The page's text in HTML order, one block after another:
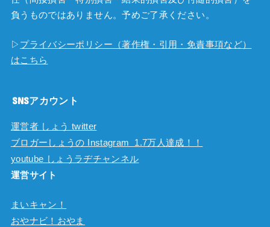
負うものではありません。予めご了承ください。
▷ プライバシーポリシー（著作権・引用・免責事項など）
はこちら
SNSアカウント
運営者 しょう twitter
ブロガーしょうの Instagram 1.7万人達成！！
youtube しょうラヂチャンネル
運営サイト
まいキャン！
おやナビ！おやま